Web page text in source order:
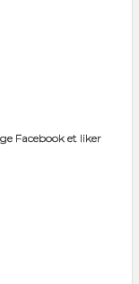
Facebook et liker